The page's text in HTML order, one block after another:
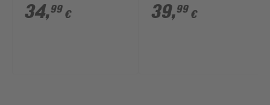
warmweiß 22,5 x 3,8 x
22,5 cm
34,99 €
'Mouna' IP 44 22 x
26,5 cm
39,99 €